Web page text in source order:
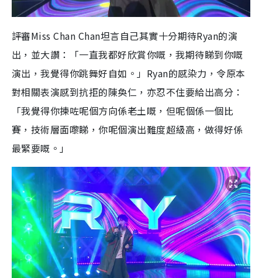
評審Miss Chan Chan坦言自己其實十分期待Ryan的演
出，並大讚：「一直我都好欣賞你嘅，我期待睇到你嘅
演出，我覺得你跳舞好自如。」Ryan的感染力，令原本
對相關表演感到抗拒的陳奐仁，亦忍不住要給出高分：
「我覺得你揀咗呢個方向係老土嘅，但呢個係一個比
賽，技術層面嚟睇，你呢個演出難度超級高，做得好係
最緊要嘅。」